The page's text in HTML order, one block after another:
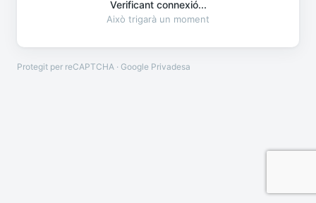
Verificant connexió...
Això trigarà un moment
Protegit per reCAPTCHA · Google Privadesa